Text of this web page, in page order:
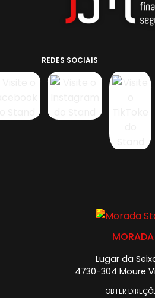
REDES SOCIAIS
MORADA
Lugar da
4730-304 Moure
OBTER